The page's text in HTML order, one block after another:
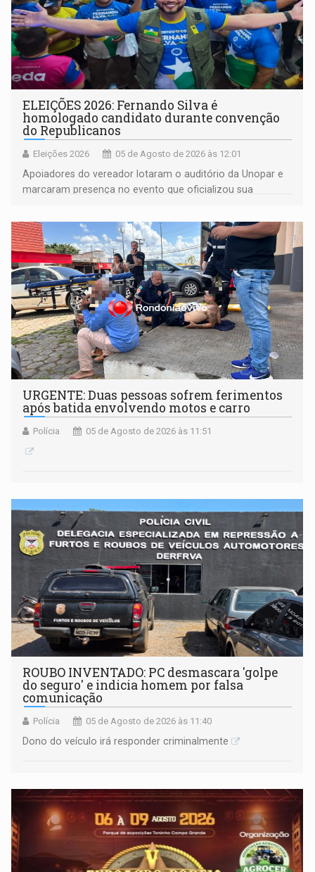
ELEIÇÕES 2026: Fernando Silva é
homologado candidato durante convenção
do Republicanos
Eleições 2026 05 de Agosto de 2026 às 12:01
Apoiadores do vereador lotaram o auditório da Unopar e
marcaram presença no evento que oficializou sua
URGENTE: Duas pessoas sofrem ferimentos
após batida envolvendo motos e carro
Polícia 05 de Agosto de 2026 às 11:51
ROUBO INVENTADO: PC desmascara 'golpe
do seguro' e indicia homem por falsa
comunicação
Polícia 05 de Agosto de 2026 às 11:40
Dono do veículo irá responder criminalmente